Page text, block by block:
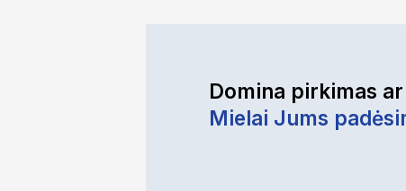
Domina pirkimas
Mielai Jums